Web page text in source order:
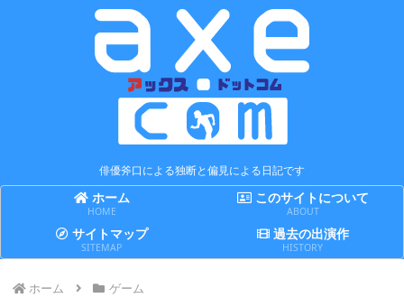
俳優斧口による独断と偏見による日記です
ホーム
HOME
このサイトについて
ABOUT
サイトマップ
SITEMAP
過去の出演作
HISTORY
ホーム ゲーム